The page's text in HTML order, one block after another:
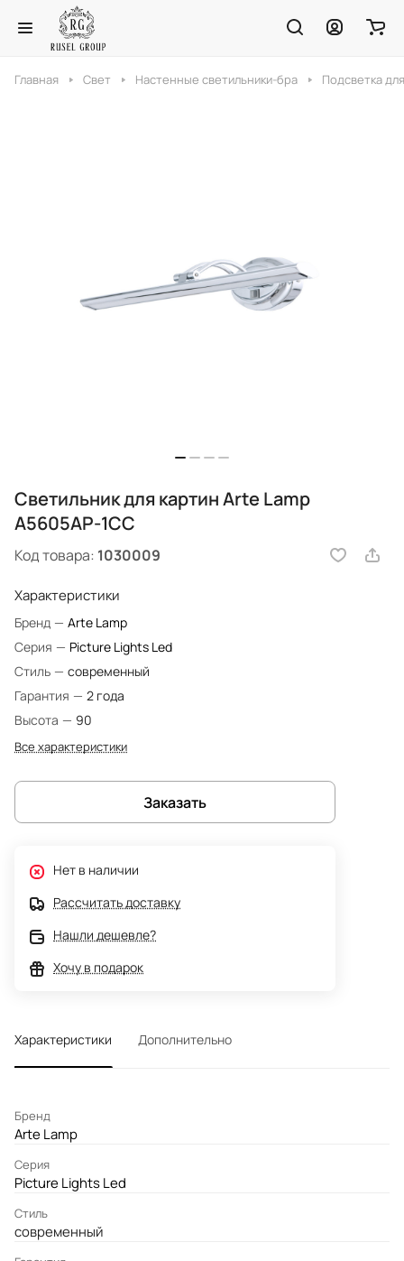
Главная Свет Настенные светильники-бра Подсветка
Светильник для картин Arte Lamp
A5605AP-1CC
Код товара: 1030009
Характеристики
Бренд — Arte Lamp
Серия — Picture Lights Led
Стиль — современный
Гарантия — 2 года
Высота — 90
Все характеристики
Заказать
Нет в наличии
Рассчитать доставку
Нашли дешевле?
Хочу в подарок
Характеристики Дополнительно
Бренд
Arte Lamp
Серия
Picture Lights Led
Стиль
современный